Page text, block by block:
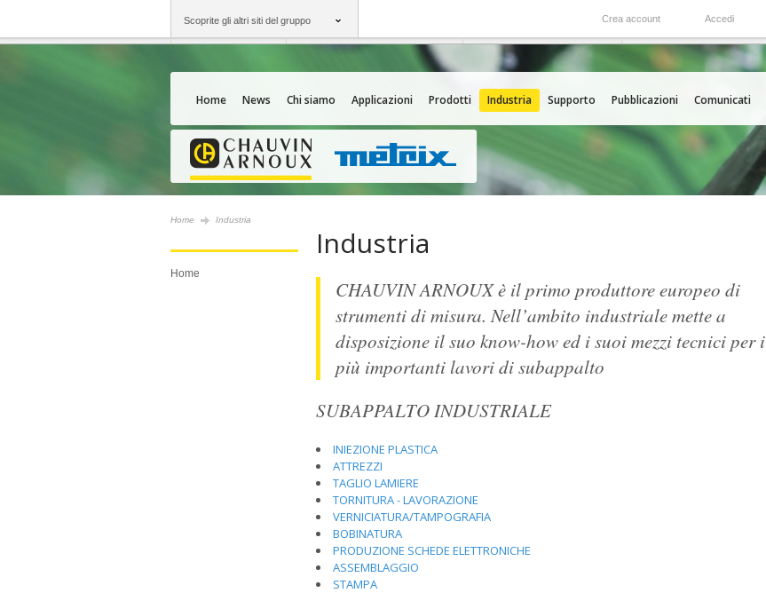
Scoprite gli altri siti del gruppo Accedi
Crea account
Chauvin Arnoux
Società
Un'offerta al vostro servizio
Nel mondo
Le nostre filiali all'estero
Home News Chi siamo Applicazioni Prodotti Industria Supporto Pubblicazioni Comunicati
Home Industria
Home
Industria
CHAUVIN ARNOUX è il primo produttore europeo di
strumenti di misura. Nell’ambito industriale mette a
disposizione il suo know-how ed i suoi mezzi tecnici per i
più importanti lavori di subappalto
SUBAPPALTO INDUSTRIALE
INIEZIONE PLASTICA
ATTREZZI
TAGLIO LAMIERE
TORNITURA - LAVORAZIONE
VERNICIATURA/TAMPOGRAFIA
BOBINATURA
PRODUZIONE SCHEDE ELETTRONICHE
ASSEMBLAGGIO
STAMPA